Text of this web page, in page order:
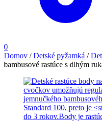
0
Domov /Detské pyžamká /
bambusové rastúce s dlhým